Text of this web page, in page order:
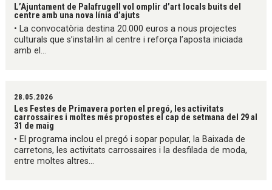
L’Ajuntament de Palafrugell vol omplir d’art locals buits del
centre amb una nova línia d’ajuts
• La convocatòria destina 20.000 euros a nous projectes
culturals que s’instal·lin al centre i reforça l’aposta iniciada
amb el...
28.05.2026
Les Festes de Primavera porten el pregó, les activitats
carrossaires i moltes més propostes el cap de setmana del 29 al
31 de maig
• El programa inclou el pregó i sopar popular, la Baixada de
carretons, les activitats carrossaires i la desfilada de moda,
entre moltes altres...